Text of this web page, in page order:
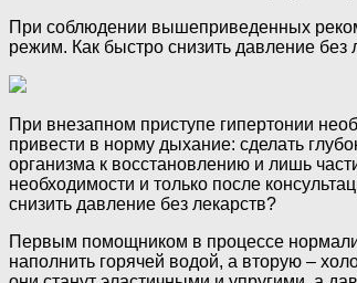
При соблюдении вышеприведенных
режим. Как быстро снизить давление без
При внезапном приступе гипертонии
привести в норму дыхание: сделать
организма к восстановлению и лишь
необходимости и только после
снизить давление без лекарств?
Первым помощником в процессе
наполнить горячей водой, а вторую –